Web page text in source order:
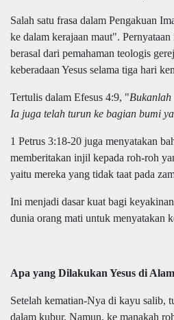
Salah satu frasa dalam Pengakuan
ke dalam kerajaan maut".
berasal dari pemahaman teologis
keberadaan Yesus selama tiga hari
Tertulis dalam Efesus 4:9, "
Ia juga telah turun ke bagian bumi
1 Petrus 3:18-20 juga menyatakan
memberitakan injil kepada roh-roh
yaitu mereka yang tidak taat pada
Ini menjadi dasar kuat bagi
dunia orang mati untuk menyatakan
Apa yang Dilakukan Yesus di
Setelah kematian-Nya di kayu salib,
dalam kubur. Namun, ke manakah